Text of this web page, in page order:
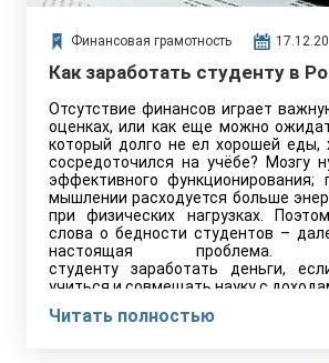
Финансовая грамотность 17.12.20
Как заработать студенту в
Отсутствие финансов играет
оценках, или как еще можно
который долго не ел хорошей еды,
сосредоточился на учёбе? Мозгу
эффективного функционирования;
мышлении расходуется больше
при физических нагрузках.
слова о бедности студентов –
настоящая
студенту заработать деньги,
учиться и совмещать науку с
Читать полностью